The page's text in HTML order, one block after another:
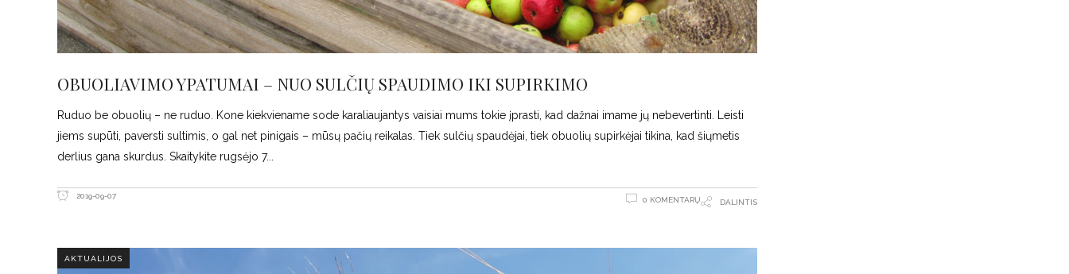
OBUOLIAVIMO YPATUMAI – NUO SULČIŲ SPAUDIMO IKI SUPIRKIMO
Ruduo be obuolių – ne ruduo. Kone kiekviename sode karaliaujantys vaisiai mums tokie įprasti, kad dažnai imame jų nebevertinti. Leisti
jiems supūti, paversti sultimis, o gal net pinigais – mūsų pačių reikalas. Tiek sulčių spaudėjai, tiek obuolių supirkėjai tikina, kad šiųmetis
derlius gana skurdus. Skaitykite rugsėjo 7
2019-09-07 0 KOMENTARŲ DALINTIS
AKTUALIJOS